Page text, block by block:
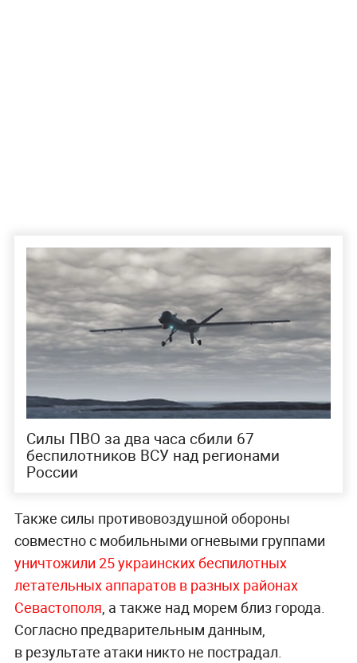
Силы ПВО за два часа сбили 67
беспилотников ВСУ над регионами
России
Также силы противовоздушной обороны
совместно с мобильными огневыми группами
уничтожили 25 украинских беспилотных
летательных аппаратов в разных районах
Севастополя, а также над морем близ города.
Согласно предварительным данным,
в результате атаки никто не пострадал.